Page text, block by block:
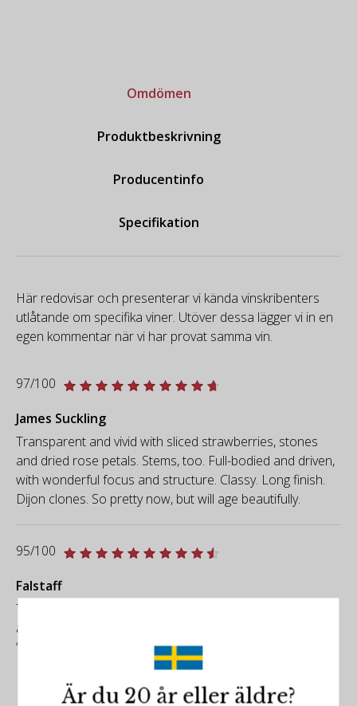
Omdömen
Produktbeskrivning
Producentinfo
Specifikation
Här redovisar och presenterar vi kända vinskribenters
utlåtande om specifika viner. Utöver dessa lägger vi in en
egen kommentar när vi har provat samma vin.
97/100
James Suckling
Transparent and vivid with sliced strawberries, stones
and dried rose petals. Stems, too. Full-bodied and driven,
with wonderful focus and structure. Classy. Long finish.
Dijon clones. So pretty now, but will age beautifully.
95/100
Falstaff
The renowned international magazine Falstaff has
awarded the wine 95/100 points, including it among the
“Best Pinot Noir” in the October / November 2025 issue.
Är du 20 år eller äldre?